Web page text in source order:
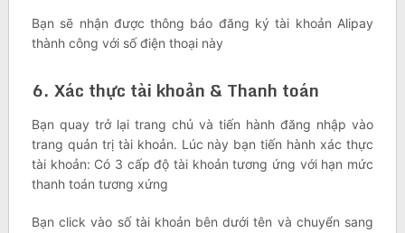
Bạn sẽ nhận được thông báo đăng ký tài khoản Alipay
thành công với số điện thoại này
6. Xác thực tài khoản & Thanh toán
Bạn quay trở lại trang chủ và tiến hành đăng nhập vào
trang quản trị tài khoản. Lúc này bạn tiến hành xác thực
tài khoản: Có 3 cấp độ tài khoản tương ứng với hạn mức
thanh toán tương xứng
Bạn click vào số tài khoản bên dưới tên và chuyển sang